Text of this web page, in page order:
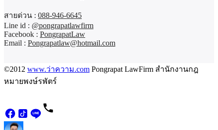
สายด่วน : 088-946-6645
Line id : @pongrapatlawfirm
Facebook : PongrapatLaw
Email : Pongrapatlaw@hotmail.com
©2012 www.ว่าความ.com Pongrapat LawFirm สำนักงานกฎ
หมายพงษ์รพัตร์